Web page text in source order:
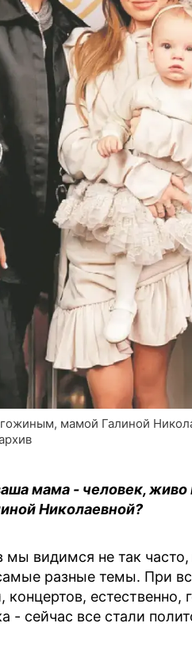
мамой Галиной
мама - человек,
Николаевной?
мы видимся не так
разные темы. При
естественно,
- сейчас все стали